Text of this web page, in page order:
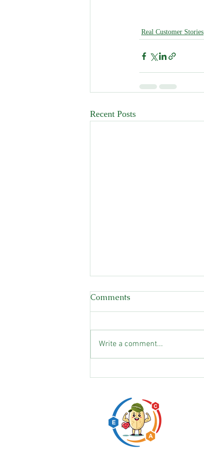
Real Customer Stories
Recent Posts
Comments
Write a comment...